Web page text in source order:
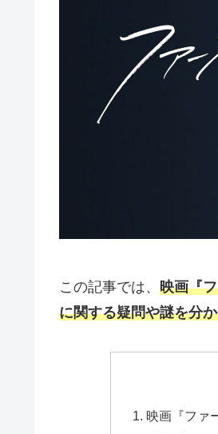
この記事では、 映画『
に関する疑問や謎を分
映画『ファ